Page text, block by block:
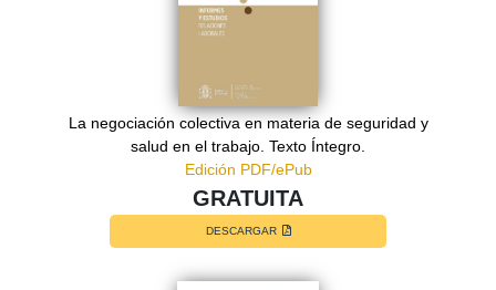
La negociación colectiva en materia de seguridad y
salud en el trabajo. Texto Íntegro.
Edición PDF/ePub
GRATUITA
DESCARGAR